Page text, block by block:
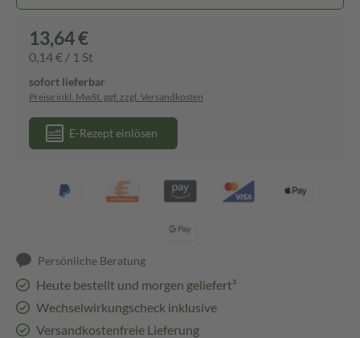
13,64 €
0,14 € / 1 St
sofort lieferbar
Preise inkl. MwSt. ggf. zzgl. Versandkosten
E-Rezept einlösen
Persönliche Beratung
Heute bestellt und morgen geliefert³
Wechselwirkungscheck inklusive
Versandkostenfreie Lieferung